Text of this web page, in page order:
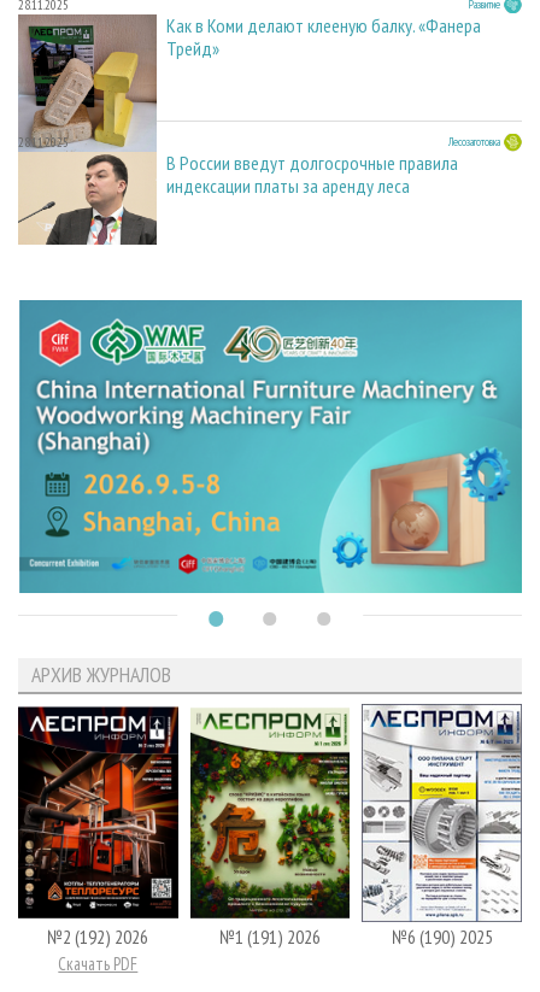
28.11.2025 Развитие
Как в Коми делают клееную балку. «Фанера
Трейд»
28.11.2025 Лесозаготовка
В России введут долгосрочные правила
индексации платы за аренду леса
АРХИВ ЖУРНАЛОВ
№2 (192) 2026
Скачать PDF
№1 (191) 2026 №6 (190) 2025